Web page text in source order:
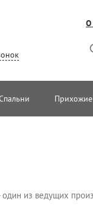
О
Прихожие
из ведущих